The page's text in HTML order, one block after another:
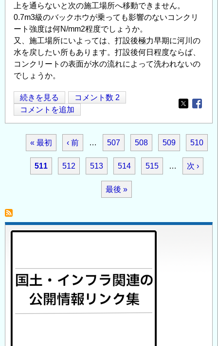
究
院
環
境
循
環
シ
ス
テ
ム
地
分
力
学
上を通らないと次の施工場所へ移動できません。
0.7m3級のバックホウが乗っても影響のないコンクリ
ート強度は何N/mm2程度でしょうか。
又、施工場所にいよっては、打設後極力早期に河川の
水を戻したい所もあります。打設後何日程度ならば、
コンクリートの表面が水の流れによって洗われないの
でしょうか。
河
床
底
張
開
期
の
続きを見る
コメント数 2
コメントを追加
Opens in
先
頭
ジ
« 最初 前
ペ
‹ 前 … ペ
ジ
507 ペ
508 ペ
509 ペ
ー
510
カ
ト
ジ
511 ペ
512 ペ
513 ペ
ー
514 ペ
515 … 次
ジ
次 ›
最
ジ
最後 »